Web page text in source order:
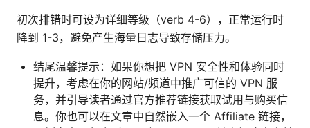
初次排错时可设为详细等级（verb 4-6），正常运行时
降到 1-3，避免产生海量日志导致存储压力。
结尾温馨提示：如果你想把 VPN 安全性和体验同时
提升，考虑在你的网站/频道中推广可信的 VPN 服
务，并引导读者通过官方推荐链接获取试用与购买信
息。你也可以在文章中自然嵌入一个 Affiliate 链接，